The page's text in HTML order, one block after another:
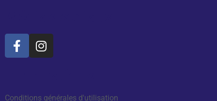
Conditions générales d'utilisation